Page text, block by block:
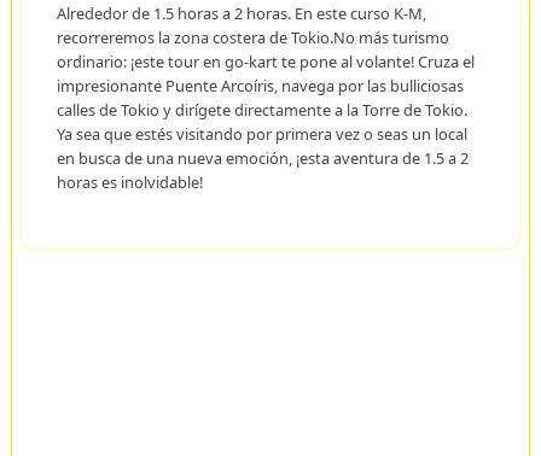
Alrededor de 1.5 horas a 2 horas. En este curso K-M,
recorreremos la zona costera de Tokio.No más turismo
ordinario: ¡este tour en go-kart te pone al volante! Cruza el
impresionante Puente Arcoíris, navega por las bulliciosas
calles de Tokio y dirígete directamente a la Torre de Tokio.
Ya sea que estés visitando por primera vez o seas un local
en busca de una nueva emoción, ¡esta aventura de 1.5 a 2
horas es inolvidable!